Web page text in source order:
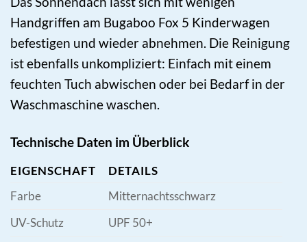
Handgriffen am Bugaboo Fox 5 Kinderwagen
befestigen und wieder abnehmen. Die Reinigung
ist ebenfalls unkompliziert: Einfach mit einem
feuchten Tuch abwischen oder bei Bedarf in der
Waschmaschine waschen.
Technische Daten im Überblick
EIGENSCHAFT
DETAILS
Farbe
Mitternachtsschwarz
UV-Schutz
UPF 50+